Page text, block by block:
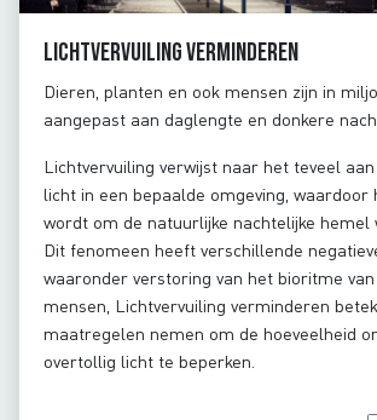
Lichtvervuiling verminderen
Dieren, planten en ook mensen zijn in
aangepast aan daglengte en donkere
Lichtvervuiling verwijst naar het teveel
licht in een bepaalde omgeving, waardoor
wordt om de natuurlijke nachtelijke hemel
Dit fenomeen heeft verschillende
waaronder verstoring van het bioritme
mensen, Lichtvervuiling verminderen
maatregelen nemen om de hoeveelheid
overtollig licht te beperken.